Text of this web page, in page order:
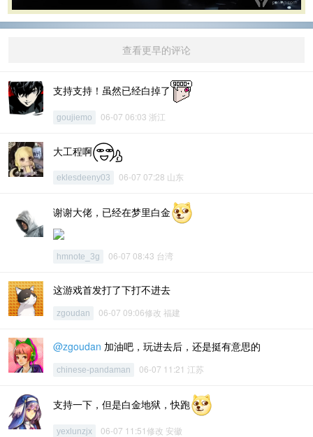
查看更早的评论
支持支持！虽然已经白掉了
goujiemo 06-07 06:03 浙江
大工程啊
eklesdeeny03 06-07 07:28 山东
谢谢大佬，已经在梦里白金
hmnote_3g 06-07 08:43 台湾
这游戏首发打了下打不进去
zgoudan 06-07 09:06修改 福建
@zgoudan 加油吧，玩进去后，还是挺有意思的
chinese-pandaman 06-07 11:21 江苏
支持一下，但是白金地狱，快跑
yexlunzjx 06-07 11:51修改 安徽